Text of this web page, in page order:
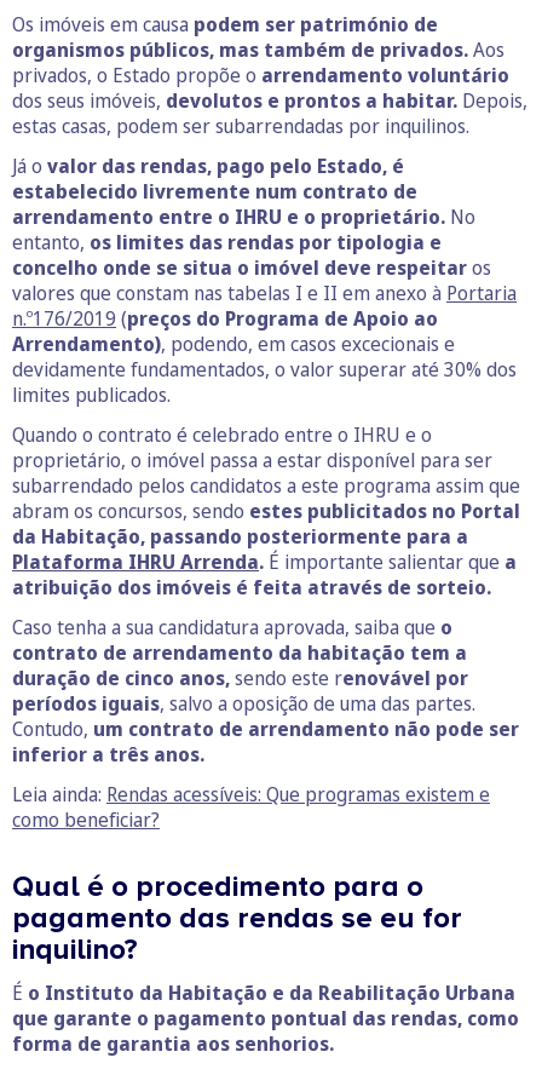
Os imóveis em causa podem ser património de
organismos públicos, mas também de privados.Aos
privados, o Estado propõe o arrendamento voluntário
dos seus imóveis, devolutos e prontos a habitar. Depois,
estas casas, podem ser subarrendadas por inquilinos.
Já o valor das rendas, pago pelo Estado, é
estabelecido livremente num contrato de
arrendamento entre o IHRU e o proprietário. No
entanto, os limites das rendas por tipologia e
concelho onde se situa o imóvel deve respeitaros
valores que constam nas tabelas I e II em anexo à Portaria
n.º176/2019 (preços do Programa de Apoio ao
Arrendamento), podendo, em casos excecionais e
devidamente fundamentados, o valor superar até 30% dos
limites publicados.
Quando o contrato é celebrado entre o IHRU e o
proprietário, o imóvel passa a estar disponível para ser
subarrendado pelos candidatos a este programa assim que
abram os concursos, sendo estes publicitados no Portal
da Habitação, passando posteriormente para a
Plataforma IHRU Arrenda. É importante salientar que a
atribuição dos imóveis é feita através de sorteio.
Caso tenha a sua candidatura aprovada, saiba que o
contrato de arrendamento da habitação tem a
duração de cinco anos,sendo este renovável por
períodos iguais, salvo a oposição de uma das partes.
Contudo, um contrato de arrendamento não pode ser
inferior a três anos.
Leia ainda: Rendas acessíveis: Que programas existem e
como beneficiar?
Qual é o procedimento para o
pagamento das rendas se eu for
inquilino?
É o Instituto da Habitação e da Reabilitação Urbana
que garante o pagamento pontual das rendas, como
forma de garantia aos senhorios.